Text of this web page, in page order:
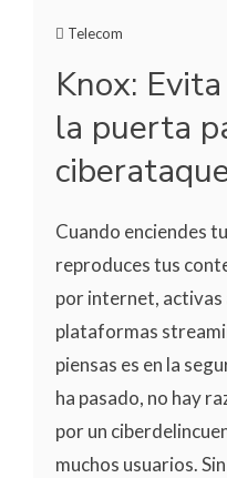
Telecom
Knox:
la puerta
Cuando enciendes
reproduces tus
por internet, activas
plataformas
piensas es en la
ha pasado, no hay
por un
muchos usuarios.